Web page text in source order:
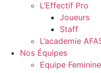
L’Effectif Pro
Joueurs
Staff
L’academie
Nos Équipes
Equipe